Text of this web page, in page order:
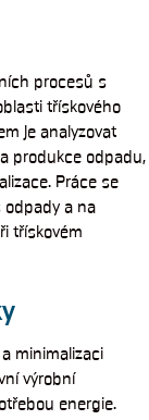
procesů s
třískového
je analyzovat
produkce odpadu,
Práce se
odpady a na
třískovém
minimalizaci
výrobní
energie.